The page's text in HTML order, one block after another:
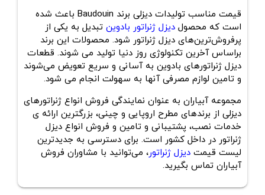
قیمت مناسب تولیدات دیزلی برند Baudouin باعث شده
است که محصول دیزل ژنراتور بادوین تبدیل به یکی از
پرفروش‌ترین‌های دیزل ژنراتور شود. محصولات این برند
براساس آخرین تکنولوژی روز دنیا تولید می شوند. قطعات
دیزل ژنراتورهای بادوین به آسانی و سریع تعویض می‌شوند
و تامین لوازم مصرفی آنها به سهولت انجام می شود.
مجموعه آبیاران به عنوان نمایندگی فروش انواع ژنراتورهای
دیزلی از برندهای مطرح اروپایی و چینی، بزرگترین ارائه ی
خدمات نصب، پشتیبانی و تامین و فروش انواع دیزل
ژنراتور در داخل کشور است. برای دسترسی به جدیدترین
لیست قیمت دیزل ژنراتور، می‌توانید با مشاوران فروش
آبیاران تماس بگیرید.